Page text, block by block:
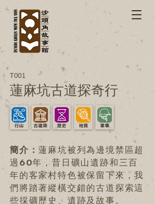
T001
蓮麻坑古道探奇行
簡介：蓮麻坑被列為邊境禁區超
過60年，昔日礦山遺跡和三百
年的客家村特色被保留下來，我
們將踏著縱橫交錯的古道探索這
些採礦歷史、遺跡及故事。